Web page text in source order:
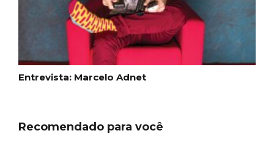
Entrevista: Marcelo Adnet
Recomendado para você